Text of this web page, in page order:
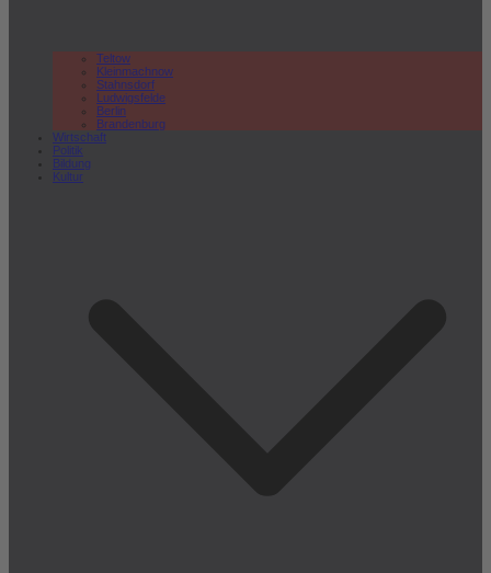
Teltow
Kleinmachnow
Stahnsdorf
Ludwigsfelde
Berlin
Brandenburg
Wirtschaft
Politik
Bildung
Kultur